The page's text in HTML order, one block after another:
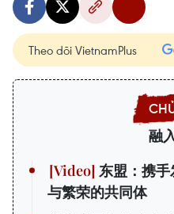
Theo dõi VietnamPlus
融
东盟：携
与繁荣的共同体